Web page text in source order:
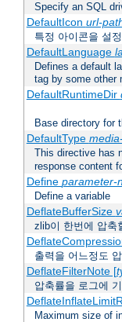
Specify an SQL
DefaultIcon url-
특정 아이콘을 설
DefaultLanguage
Defines a default
tag by some other
DefaultRuntimeDir
Base directory for
DefaultType
This directive has
response content
Define parameter-
Define a variable
DeflateBufferSize
zlib이 한번에 압축
출력을 어느정도
DeflateFilterNote [
압축률을 로그에
Maximum size of